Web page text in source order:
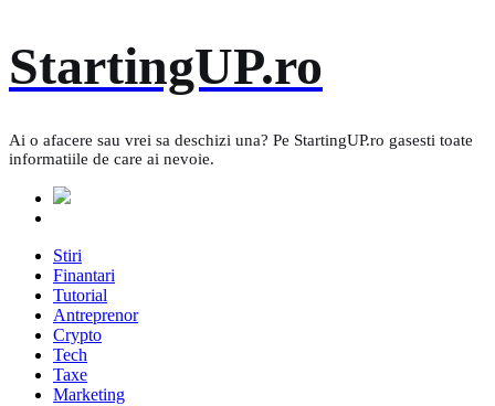
to
content
StartingUP.ro
Ai o afacere sau vrei sa deschizi una? Pe StartingUP.ro gasesti toate
informatiile de care ai nevoie.
Stiri
Finantari
Tutorial
Antreprenor
Crypto
Tech
Taxe
Marketing